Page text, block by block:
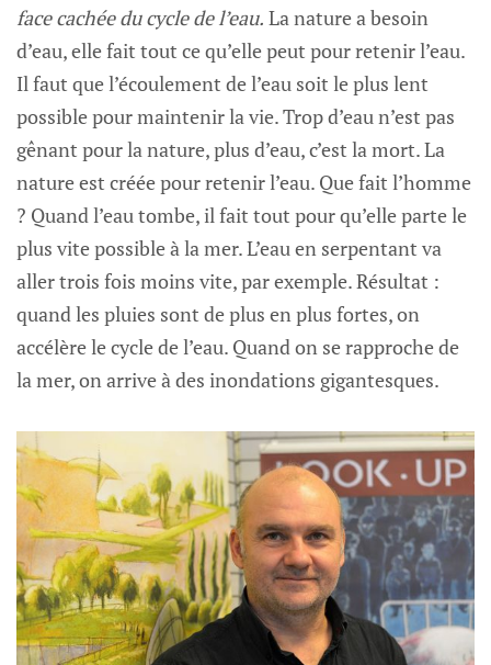
face cachée du cycle de l’eau. La nature a besoin
d’eau, elle fait tout ce qu’elle peut pour retenir l’eau.
Il faut que l’écoulement de l’eau soit le plus lent
possible pour maintenir la vie. Trop d’eau n’est pas
gênant pour la nature, plus d’eau, c’est la mort. La
nature est créée pour retenir l’eau. Que fait l’homme
? Quand l’eau tombe, il fait tout pour qu’elle parte le
plus vite possible à la mer. L’eau en serpentant va
aller trois fois moins vite, par exemple. Résultat :
quand les pluies sont de plus en plus fortes, on
accélère le cycle de l’eau. Quand on se rapproche de
la mer, on arrive à des inondations gigantesques.